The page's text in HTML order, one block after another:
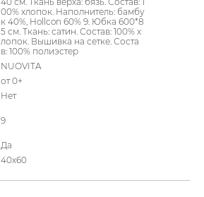
00% хлопок. Наполнитель: бамбу
к 40%, Hollcon 60% 9. Юбка 600*8
5 см. Ткань: сатин. Состав: 100% х
лопок. Вышивка на сетке. Соста
в: 100% полиэстер
NUOVITA
от 0+
Нет
9
Да
40х60